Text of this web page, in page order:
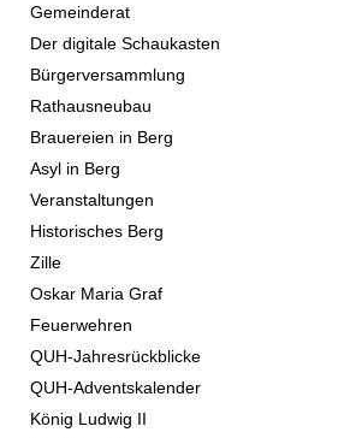
Gemeinderat
Der digitale Schaukasten
Bürgerversammlung
Rathausneubau
Brauereien in Berg
Asyl in Berg
Veranstaltungen
Historisches Berg
Zille
Oskar Maria Graf
Feuerwehren
QUH-Jahresrückblicke
QUH-Adventskalender
König Ludwig II